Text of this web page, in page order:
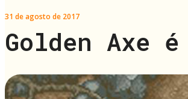
31 de agosto de 2017
Golden Axe